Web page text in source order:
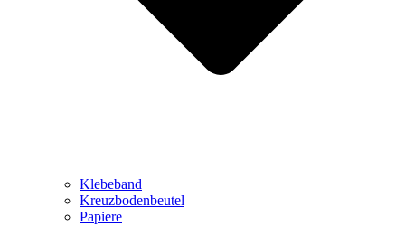
Klebeband
Kreuzbodenbeutel
Papiere